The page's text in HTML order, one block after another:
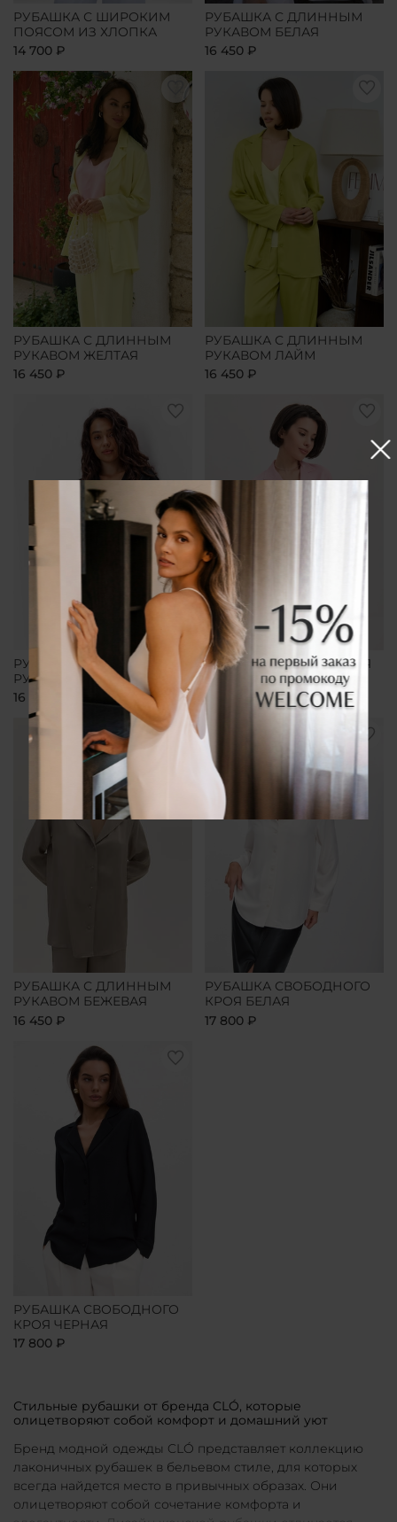
РУБАШКА С ШИРОКИМ
ПОЯСОМ ИЗ ХЛОПКА
14 700 ₽
РУБАШКА С ДЛИННЫМ
РУКАВОМ БЕЛАЯ
16 450 ₽
РУБАШКА С ДЛИННЫМ
РУКАВОМ ЖЕЛТАЯ
16 450 ₽
РУБАШКА С ДЛИННЫМ
РУКАВОМ ЛАЙМ
16 450 ₽
РУБАШКА С ДЛИННЫМ
РУКАВОМ ЧЕРНАЯ
16 450 ₽
РУБАШКА УДЛИНЕННАЯ
РОЗОВАЯ
16 450 ₽
РУБАШКА С ДЛИННЫМ
РУКАВОМ БЕЖЕВАЯ
16 450 ₽
РУБАШКА СВОБОДНОГО
КРОЯ БЕЛАЯ
17 800 ₽
РУБАШКА СВОБОДНОГО
КРОЯ ЧЕРНАЯ
17 800 ₽
Стильные рубашки от бренда CLÓ, которые
олицетворяют собой комфорт и домашний уют
Бренд модной одежды CLÓ представляет коллекцию
лаконичных рубашек в бельевом стиле, для которых
всегда найдется место в привычных образах. Они
олицетворяют собой сочетание комфорта и